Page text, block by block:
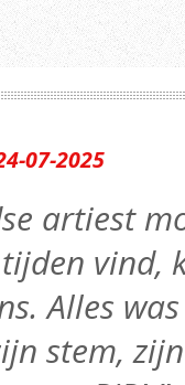
07-2025
artiest
vind,
Alles
stem,